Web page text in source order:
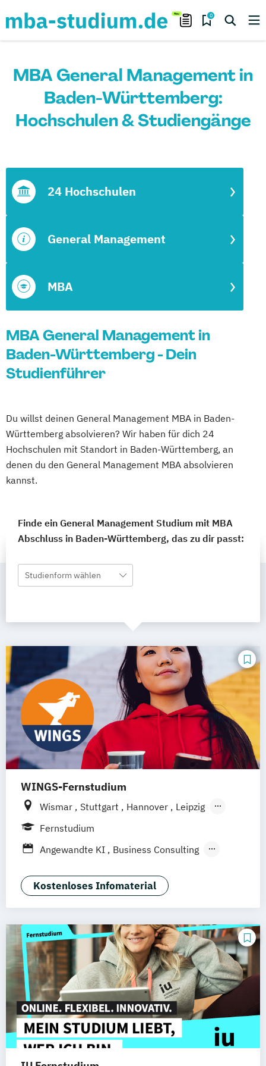
0
MBA General Management in
Baden-Württemberg:
Hochschulen & Studiengänge
MBA
General Management
24 Hochschulen
MBA General Management in
Baden-Württemberg - Dein
Studienführer
Du willst deinen General Management MBA in Baden-
Württemberg absolvieren? Wir haben für dich 24
Hochschulen mit Standort in Baden-Württemberg, an
denen du den General Management MBA absolvieren
kannst.
Finde ein General Management Studium mit MBA
Abschluss in Baden-Württemberg, das zu dir passt:
Studienform wählen
WINGS-Fernstudium
Wismar Stuttgart Hannover
Leipzig
Frankfurt am Main
Nürnberg
Fernstudium
Angewandte KI
Business Consulting
Gesundheitsmanagement
Human Resource Management
Kostenloses Infomaterial